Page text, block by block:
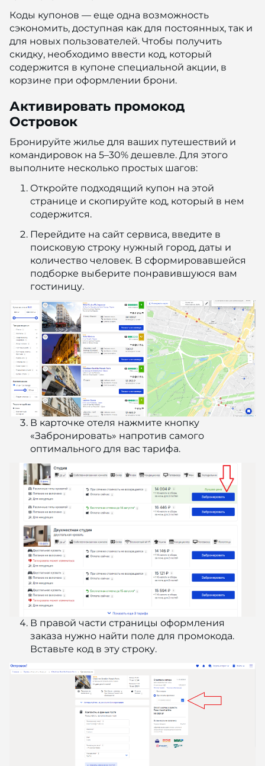
Коды купонов — еще одна возможность
сэкономить, доступная как для постоянных, так и
для новых пользователей. Чтобы получить
скидку, необходимо ввести код, который
содержится в купоне специальной акции, в
корзине при оформлении брони.
Активировать промокод
Островок
Бронируйте жилье для ваших путешествий и
командировок на 5–30% дешевле. Для этого
выполните несколько простых шагов:
Откройте подходящий купон на этой
странице и скопируйте код, который в нем
содержится.
Перейдите на сайт сервиса, введите в
поисковую строку нужный город, даты и
количество человек. В сформировавшейся
подборке выберите понравившуюся вам
гостиницу.
В карточке отеля нажмите кнопку
«Забронировать» напротив самого
оптимального для вас тарифа.
В правой части страницы оформления
заказа нужно найти поле для промокода.
Вставьте код в эту строку.